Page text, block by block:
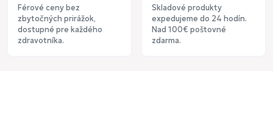
Férové ceny bez
zbytočných prirážok,
dostupné pre každého
zdravotníka.
Skladové produkty
expedujeme do 24 hodín.
Nad 100€ poštovné
zdarma.